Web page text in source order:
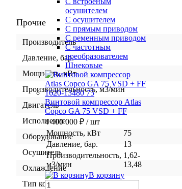
осушителем
С осушителем
С прямым приводом
С ременным приводом
С частотным
преобразователем
Шнековые
Винтовой компрессор Atlas
Copco GA 75 VSD + FF
4 400 000 ₽ / шт
Мощность, кВт
75
Давление, бар.
13
Производительность,
м3/мин
1,62-
13,48
В корзину
Прочие
Производитель
Давление, бар.
Мощность, кВт
Производительность, м3/мин
Двигатель
Исполнение
Оборудование
Осушитель
Охлаждение
Тип компрессора